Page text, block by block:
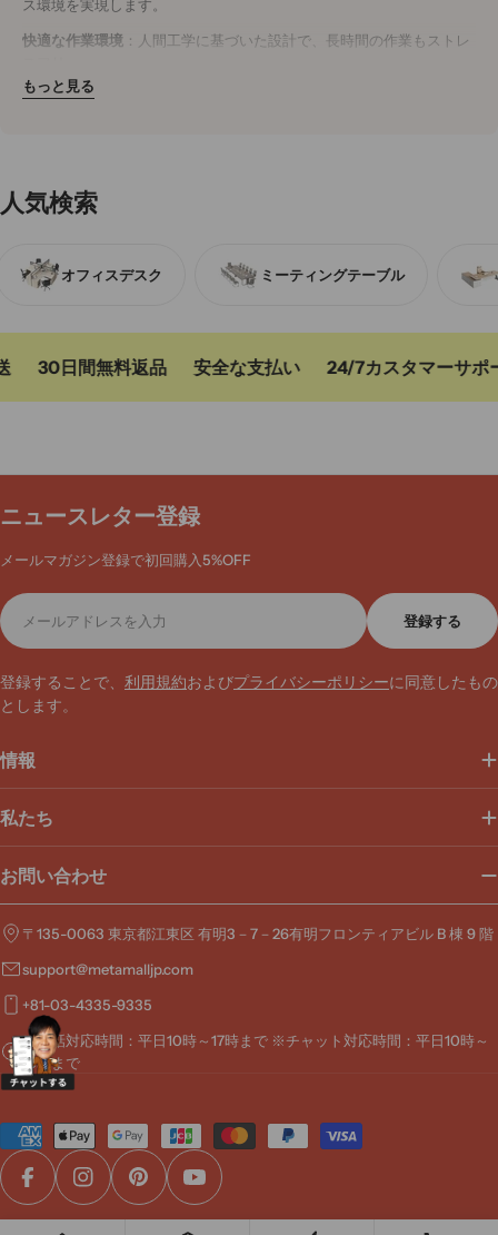
ス環境を実現します。
快適な作業環境 ：人間工学に基づいた設計で、長時間の作業もストレ
耐久性抜群
効率性と美観を両立させたオフィス家具で、社員の作業効率と快適性
を向上。
今すぐ購入 して、理想のオフィス空間を手に入れましょう。
もっと見る
人気検索
オフィスデスク ミーティングテーブル
30日間無料返品 安全な支払い 24/7カスタマーサポー
ニュースレター登録
メールマガジン登録で初回購入5%OFF
メ
ー
ル
ド
レ
登録する
登録することで、 利用規約およびプライバシーポリシーに同意したもの
とします。
情報
私たち
お問い合わせ
〒135-0063 東京都江東区 有明3－7－26有明フロンティアビル B 棟 9 階
support@metamalljp.com
+81-03-4335-9335
※電話対応時間：平日10時～17時まで ※チャット対応時間：平日10時～
19時まで
支
払
い
方
FacebookInstagramPinterest YouTube